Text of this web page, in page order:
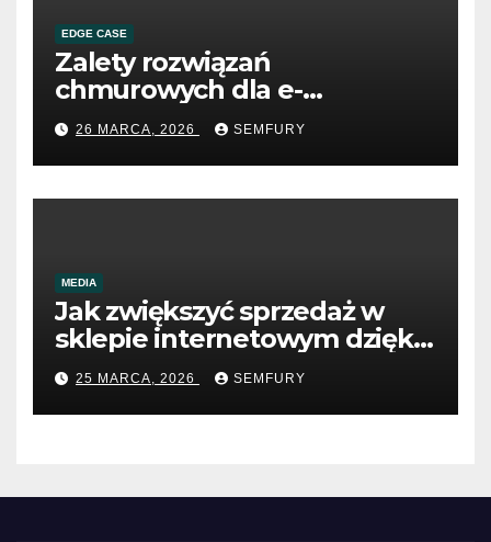
EDGE CASE
Zalety rozwiązań
chmurowych dla e-
commerce B2B
26 MARCA, 2026 SEMFURY
MEDIA
Jak zwiększyć sprzedaż w
sklepie internetowym dzięki
SEO
25 MARCA, 2026 SEMFURY